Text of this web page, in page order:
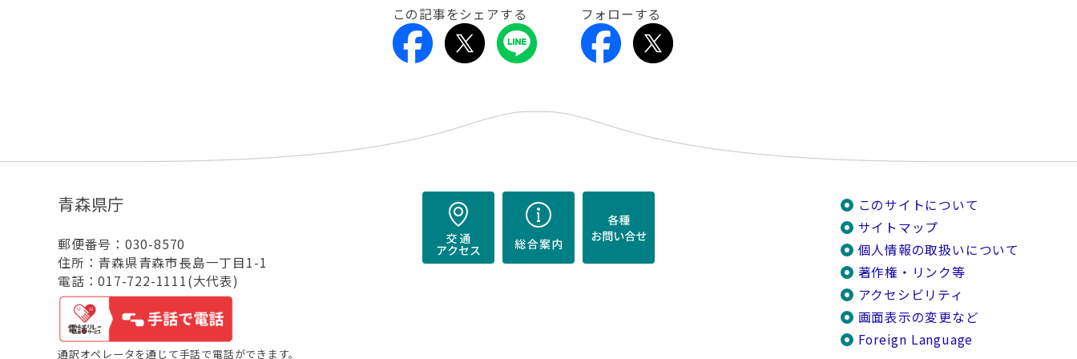
この記事をシェアする フォローする
青森県庁
郵便番号：030-8570
住所：青森県青森市長島一丁目1-1
電話：017-722-1111(大代表)
通訳オペレータを通じて手話で電話ができます。
このサイトについて
サイトマップ
個人情報の取扱いについて
著作権・リンク等
アクセシビリティ
画面表示の変更など
Foreign Language